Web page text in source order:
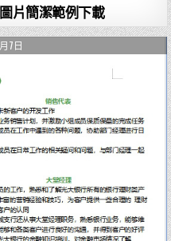
片簡潔範例下載
7日